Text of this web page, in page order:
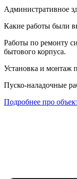
Административное
Какие работы были
Работы по ремонту
бытового корпуса.
Установка и монтаж
Пуско-наладочные
Подробнее про